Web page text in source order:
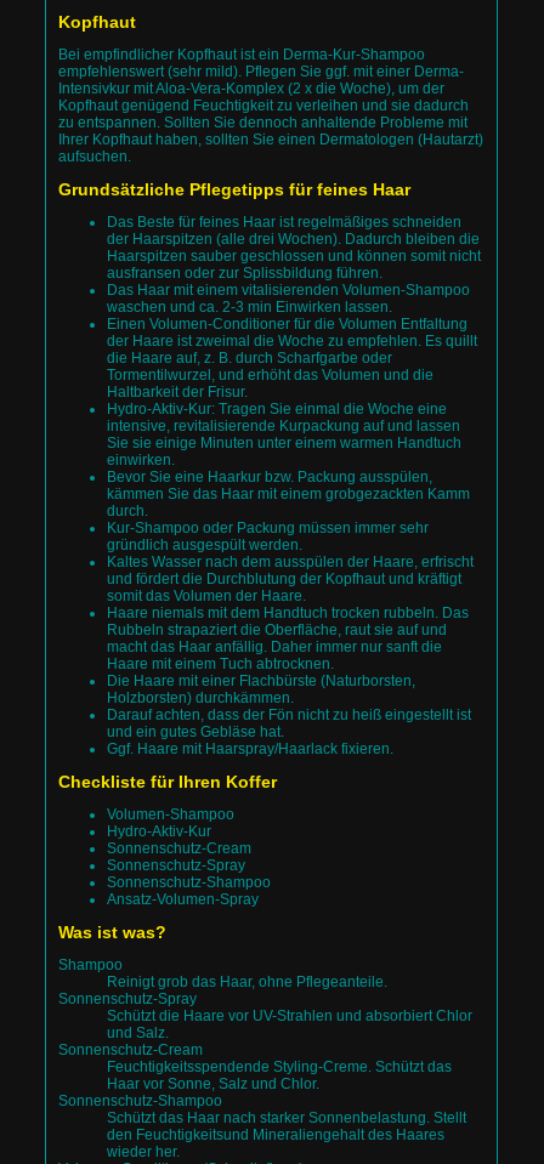
Kopfhaut
Bei empfindlicher Kopfhaut ist ein Derma-Kur-Shampoo
empfehlenswert (sehr mild). Pflegen Sie ggf. mit einer Derma-
Intensivkur mit Aloa-Vera-Komplex (2 x die Woche), um der
Kopfhaut genügend Feuchtigkeit zu verleihen und sie dadurch
zu entspannen. Sollten Sie dennoch anhaltende Probleme mit
Ihrer Kopfhaut haben, sollten Sie einen Dermatologen (Hautarzt)
aufsuchen.
Grundsätzliche Pflegetipps für feines Haar
Das Beste für feines Haar ist regelmäßiges schneiden
der Haarspitzen (alle drei Wochen). Dadurch bleiben die
Haarspitzen sauber geschlossen und können somit nicht
ausfransen oder zur Splissbildung führen.
Das Haar mit einem vitalisierenden Volumen-Shampoo
waschen und ca. 2-3 min Einwirken lassen.
Einen Volumen-Conditioner für die Volumen Entfaltung
der Haare ist zweimal die Woche zu empfehlen. Es quillt
die Haare auf, z. B. durch Scharfgarbe oder
Tormentilwurzel, und erhöht das Volumen und die
Haltbarkeit der Frisur.
Hydro-Aktiv-Kur: Tragen Sie einmal die Woche eine
intensive, revitalisierende Kurpackung auf und lassen
Sie sie einige Minuten unter einem warmen Handtuch
einwirken.
Bevor Sie eine Haarkur bzw. Packung ausspülen,
kämmen Sie das Haar mit einem grobgezackten Kamm
durch.
Kur-Shampoo oder Packung müssen immer sehr
gründlich ausgespült werden.
Kaltes Wasser nach dem ausspülen der Haare, erfrischt
und fördert die Durchblutung der Kopfhaut und kräftigt
somit das Volumen der Haare.
Haare niemals mit dem Handtuch trocken rubbeln. Das
Rubbeln strapaziert die Oberfläche, raut sie auf und
macht das Haar anfällig. Daher immer nur sanft die
Haare mit einem Tuch abtrocknen.
Die Haare mit einer Flachbürste (Naturborsten,
Holzborsten) durchkämmen.
Darauf achten, dass der Fön nicht zu heiß eingestellt ist
und ein gutes Gebläse hat.
Ggf. Haare mit Haarspray/Haarlack fixieren.
Checkliste für Ihren Koffer
Volumen-Shampoo
Hydro-Aktiv-Kur
Sonnenschutz-Cream
Sonnenschutz-Spray
Sonnenschutz-Shampoo
Ansatz-Volumen-Spray
Was ist was?
Shampoo
Reinigt grob das Haar, ohne Pflegeanteile.
Sonnenschutz-Spray
Schützt die Haare vor UV-Strahlen und absorbiert Chlor
und Salz.
Sonnenschutz-Cream
Feuchtigkeitsspendende Styling-Creme. Schützt das
Haar vor Sonne, Salz und Chlor.
Sonnenschutz-Shampoo
Schützt das Haar nach starker Sonnenbelastung. Stellt
den Feuchtigkeitsund Mineraliengehalt des Haares
wieder her.